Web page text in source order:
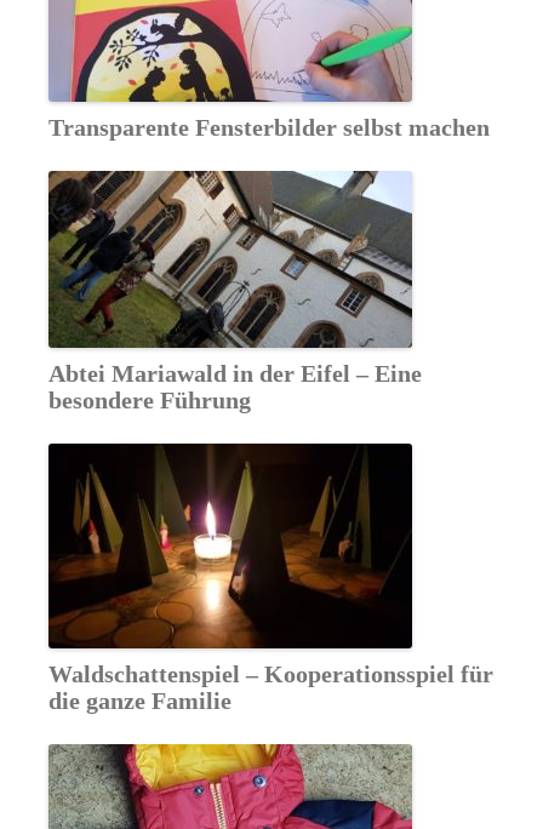
Transparente Fensterbilder selbst machen
Abtei Mariawald in der Eifel – Eine
besondere Führung
Waldschattenspiel – Kooperationsspiel für
die ganze Familie